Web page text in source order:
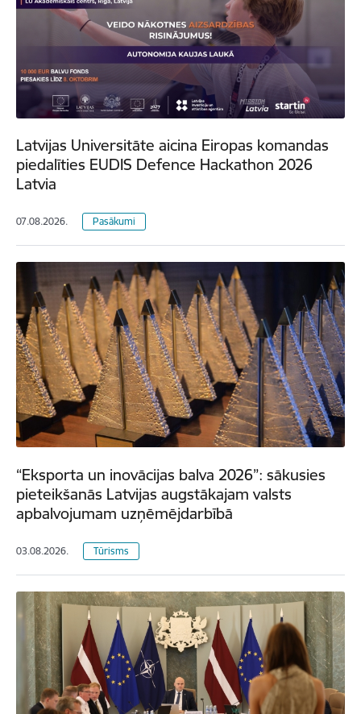
Latvijas Universitāte aicina Eiropas komandas
piedalīties EUDIS Defence Hackathon 2026
Latvia
07.08.2026. Pasākumi
“Eksporta un inovācijas balva 2026”: sākusies
pieteikšanās Latvijas augstākajam valsts
apbalvojumam uzņēmējdarbībā
03.08.2026. Tūrisms